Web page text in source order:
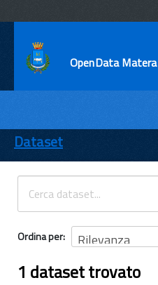
OpenData Matera
ENTI
TEMI
INFORMAZIONI
Dataset
Ordina per
1 dataset trovato